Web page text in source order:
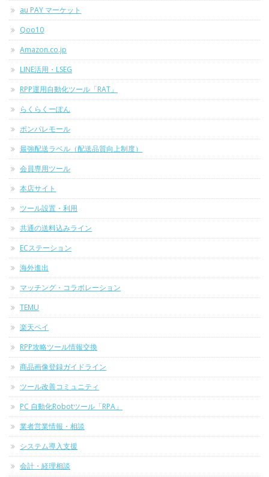
au PAY マーケット
Qoo10
Amazon.co.jp
LINE活用・LSEG
RPP運用自動化ツール「RAT」
らくらくーぽん
ポンパレモール
最強配送ラベル（配送品質向上制度）
会員専用ツール
本店サイト
ツール設置・利用
共通の送料込みライン
ECステーション
海外進出
マッチング・コラボレーション
TEMU
楽天ペイ
RPP攻略ツール情報交換
商品画像登録ガイドライン
ツール改善コミュニティ
PC 自動化Robotツール「RPA」
業者営業情報・相談
システム導入支援
会計・経理相談